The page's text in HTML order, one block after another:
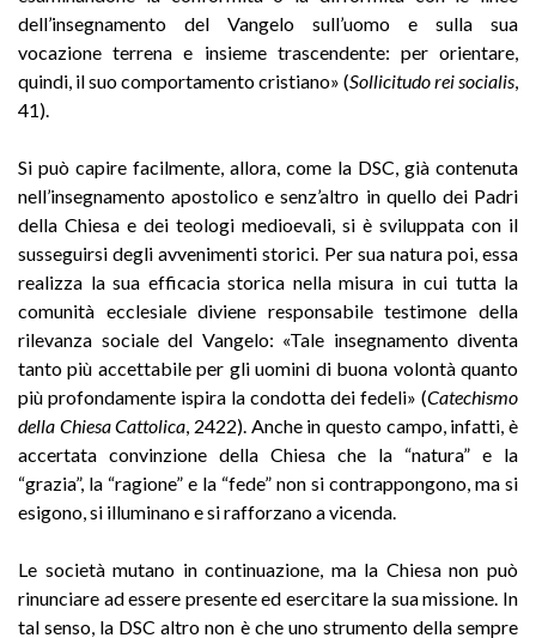
dell’insegnamento del Vangelo sull’uomo e sulla sua
vocazione terrena e insieme trascendente: per orientare,
quindi, il suo comportamento cristiano» (Sollicitudo rei socialis
41).
Si può capire facilmente, allora, come la DSC, già contenuta
nell’insegnamento apostolico e senz’altro in quello dei Padri
della Chiesa e dei teologi medioevali, si è sviluppata con il
susseguirsi degli avvenimenti storici. Per sua natura poi, essa
realizza la sua efficacia storica nella misura in cui tutta la
comunità ecclesiale diviene responsabile testimone della
rilevanza sociale del Vangelo: «Tale insegnamento diventa
tanto più accettabile per gli uomini di buona volontà quanto
più profondamente ispira la condotta dei fedeli» (Catechismo
della Chiesa Cattolica , 2422). Anche in questo campo, infatti, è
accertata convinzione della Chiesa che la “natura” e la
“grazia”, la “ragione” e la “fede” non si contrappongono, ma si
esigono, si illuminano e si rafforzano a vicenda.
Le società mutano in continuazione, ma la Chiesa non può
rinunciare ad essere presente ed esercitare la sua missione. In
tal senso, la DSC altro non è che uno strumento della sempre